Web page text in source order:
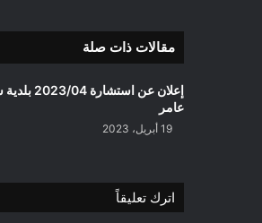
الضخ
القديمة
جمعيات:
الشطر
الأول
مقالات ذات صلة
إعلان عن استشارة
عامر
19 أبريل، 2023
اترك تعليقاً